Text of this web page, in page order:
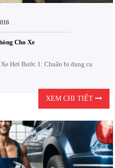
Cho Xe
Hơi Bước 1: Chuẩn bị dụng cụ
XEM CHI TIẾT